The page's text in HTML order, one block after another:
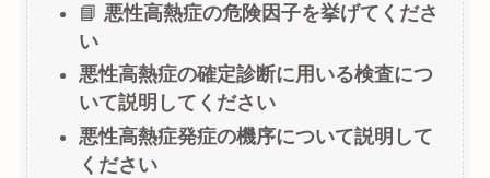
📘 悪性高熱症の危険因子を挙げてくださ
い
悪性高熱症の確定診断に用いる検査につ
いて説明してください
悪性高熱症発症の機序について説明して
ください